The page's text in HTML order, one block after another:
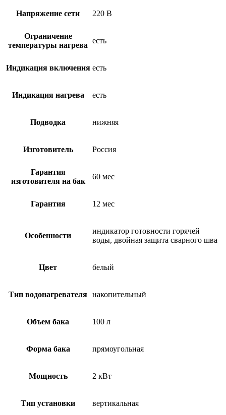
Напряжение сети 220 В
Ограничение
температуры нагрева
есть
Индикация включения есть
Индикация нагрева есть
Подводка нижняя
Изготовитель Россия
Гарантия
изготовителя на бак
60 мес
Гарантия 12 мес
Особенности
индикатор готовности горячей
воды, двойная защита сварного шва
Цвет белый
Тип водонагревателя накопительный
Объем бака 100 л
Форма бака прямоугольная
Мощность 2 кВт
Тип установки вертикальная